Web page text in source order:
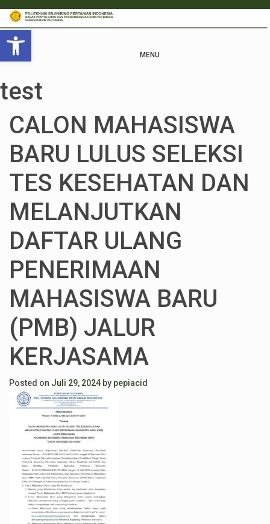
Open toolbar
MENU
test
CALON MAHASISWA
BARU LULUS SELEKSI
TES KESEHATAN DAN
MELANJUTKAN
DAFTAR ULANG
PENERIMAAN
MAHASISWA BARU
(PMB) JALUR
KERJASAMA
Posted on Juli 29, 2024 by pepiacid